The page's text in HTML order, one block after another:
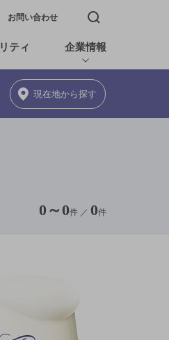
お問い合わせ 検索窓を開く
ティ 企業情報
現在地から探す
0 ～ 0件 ／ 0件